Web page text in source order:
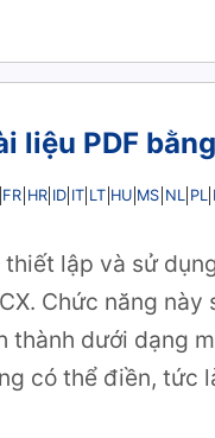
liệu PDF
FR HR ID IT LT HU MS NL PL
lập và sử
Chức năng
thành dưới dạng
có thể điền, tức